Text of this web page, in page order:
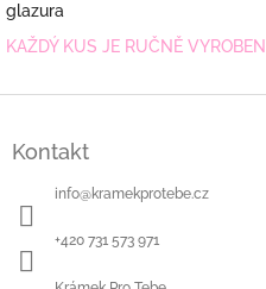
glazura
KAŽDÝ KUS JE RUČNĚ
Kontakt
info@kramekprotebe.cz
+420 731 573 971